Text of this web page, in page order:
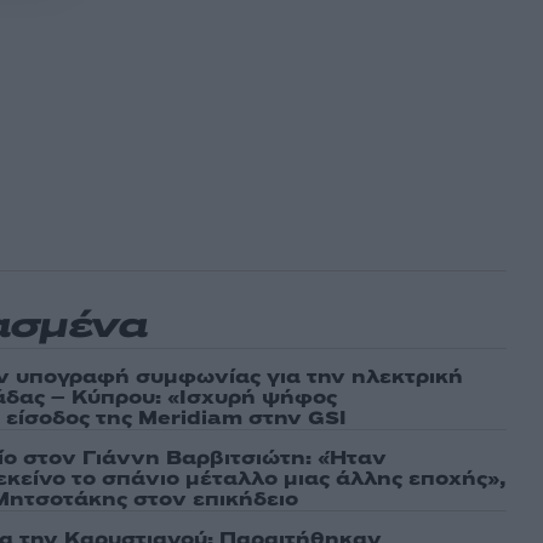
υπογραφή συμφωνίας για την ηλεκτρική
– Κύπρου: «Ισχυρή ψήφος
της Meridiam στην GSI
στον Γιάννη Βαρβιτσιώτη: «Ήταν
το σπάνιο μέταλλο μιας άλλης εποχής»,
στον επικήδειο